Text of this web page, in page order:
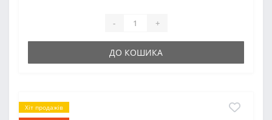
- +
ДО КОШИКА
Хіт продажів